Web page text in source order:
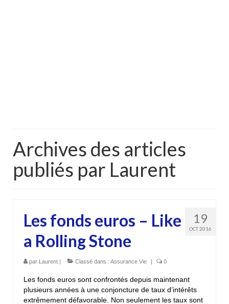
Archives des articles
publiés par Laurent
19
OCT 2016
Les fonds euros – Like
a Rolling Stone
par Laurent | Classé dans : Assurance Vie | 0
Les fonds euros sont confrontés depuis maintenant
plusieurs années à une conjoncture de taux d’intérêts
extrêmement défavorable. Non seulement les taux sont